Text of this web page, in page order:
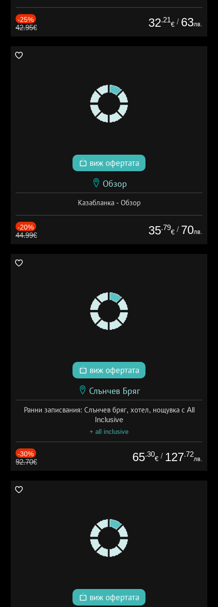
-25%
42.95€ 32.21
€ / 63лв.
виж офертата
Обзор
Казабланка - Обзор
-20%
44.99€ 35.79
€ / 70лв.
виж офертата
Слънчев Бряг
Ранни записвания: Слънчев бряг, хотел, нощувка с All
Inclusive
+ all inclusive
-30%
92.70€ 65.30
€ / 127.72
лв.
виж офертата